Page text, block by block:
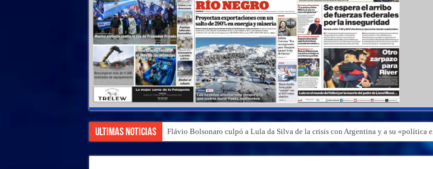
Ultimas Noticias Flávio Bolsonaro culpó a Lula da Silva de la crisis con Argentina y a su «política